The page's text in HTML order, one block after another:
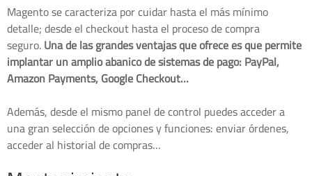
Magento se caracteriza por cuidar hasta el más mínimo
detalle; desde el checkout hasta el proceso de compra
seguro.Una de las grandes ventajas que ofrece es que permite
implantar un amplio abanico de sistemas de pago: PayPal,
Amazon Payments, Google Checkout…
Además, desde el mismo panel de control puedes acceder a
una gran selección de opciones y funciones: enviar órdenes,
acceder al historial de compras…